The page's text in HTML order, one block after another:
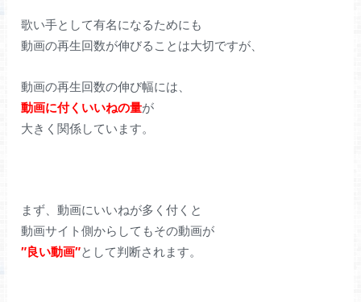
歌い手として有名になるためにも
動画の再生回数が伸びることは大切ですが、
動画の再生回数の伸び幅には、
動画に付くいいねの量が
大きく関係しています。
まず、動画にいいねが多く付くと
動画サイト側からしてもその動画が
″良い動画″として判断されます。